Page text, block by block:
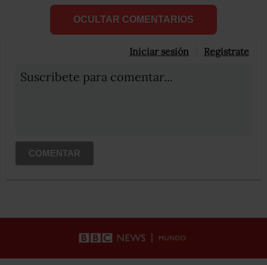
OCULTAR COMENTARIOS
Iniciar sesión Registrate
Suscribete para comentar...
COMENTAR